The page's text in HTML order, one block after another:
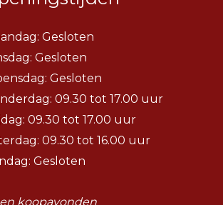
Gesloten
Gesloten
Gesloten
09.30 tot 17.00 uur
09.30 tot 17.00 uur
09.30 tot 16.00 uur
Gesloten
koopavonden